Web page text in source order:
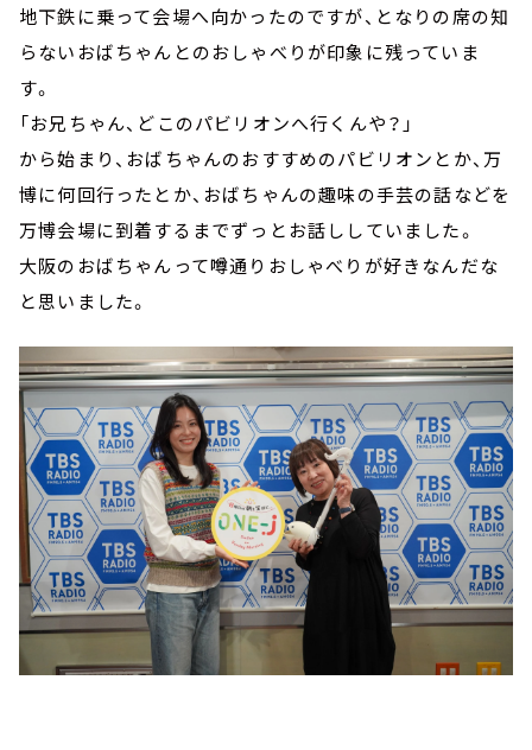
地下鉄に乗って会場へ向かったのですが、となりの席の知
らないおばちゃんとのおしゃべりが印象に残っていま
す。
「お兄ちゃん、どこのパビリオンへ行くんや？」
から始まり、おばちゃんのおすすめのパビリオンとか、万
博に何回行ったとか、おばちゃんの趣味の手芸の話などを
万博会場に到着するまでずっとお話ししていました。
大阪のおばちゃんって噂通りおしゃべりが好きなんだな
と思いました。